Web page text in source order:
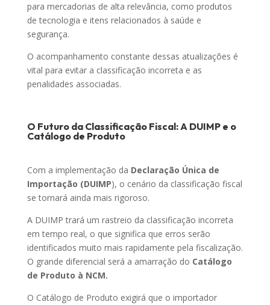
para mercadorias de alta relevância, como produtos
de tecnologia e itens relacionados à saúde e
segurança.
O acompanhamento constante dessas atualizações é
vital para evitar a classificação incorreta e as
penalidades associadas.
O Futuro da Classificação Fiscal: A DUIMP e o
Catálogo de Produto
Com a implementação da Declaração Única de
Importação (DUIMP), o cenário da classificação fiscal
se tornará ainda mais rigoroso.
A DUIMP trará um rastreio da classificação incorreta
em tempo real, o que significa que erros serão
identificados muito mais rapidamente pela fiscalização.
O grande diferencial será a amarração do Catálogo
de Produto à NCM.
O Catálogo de Produto exigirá que o importador